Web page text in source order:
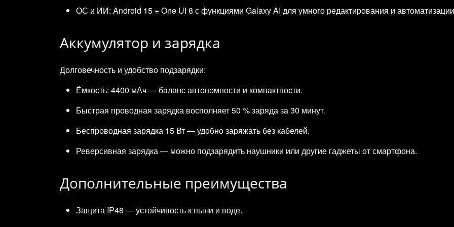
ОС и ИИ: Android 15 + One UI 8 с функциями Galaxy AI для умного редактирования и
Аккумулятор и зарядка
Долговечность и удобство подзарядки:
Ёмкость: 4400 мАч — баланс автономности и компактности.
Быстрая проводная зарядка восполняет 50 % заряда за 30 минут.
Беспроводная зарядка 15 Вт — удобно заряжать без кабелей.
Реверсивная зарядка — можно подзарядить наушники или другие гаджеты от смартфона.
Дополнительные преимущества
Защита IP48 — устойчивость к пыли и воде.